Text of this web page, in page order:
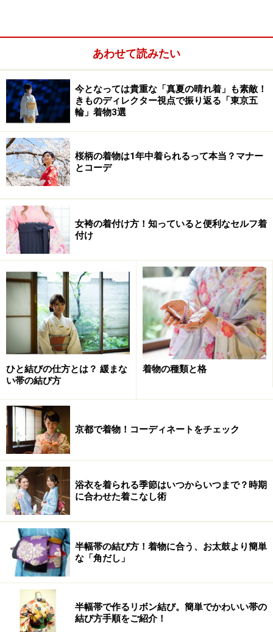
腰骨の位置を確認しながら
1.左側の紐を少し長めにし、腰紐の2～3センチ上に当て
て、横一文字にして、左脇で余分なシワをダーツにと
り、紐で押さえ後ろへ廻す。紐を後ろに廻す時は、少し
後ろ上がり気味に。
余分なシワは脇へ寄せる
2．背中中心で紐を交差させ、しっかりと締める。背の
あわせて読みたい
今となっては貴重な「真夏の晴れ着」も素敵！
きものディレクター視点で振り返る「東京五
輪」着物3選
桜柄の着物は1年中着られるって本当？マナー
とコーデ
女袴の着付け方！知っていると便利なセルフ着
付け
ひと結びの仕方とは？ 緩まな
い帯の結び方
着物の種類と格
京都で着物！コーディネートをチェック
浴衣を着られる季節はいつからいつまで？時期
に合わせた着こなし術
半幅帯の結び方！着物に合う、お太鼓より簡単
な「角だし」
半幅帯で作るリボン結び。簡単でかわいい帯の
結び方手順をご紹介！